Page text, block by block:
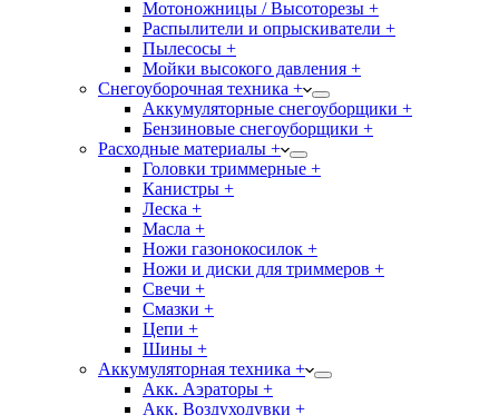
Мотоножницы / Высоторезы +
Распылители и опрыскиватели +
Пылесосы +
Мойки высокого давления +
Снегоуборочная техника +
Аккумуляторные снегоуборщики +
Бензиновые снегоуборщики +
Расходные материалы +
Головки триммерные +
Канистры +
Леска +
Масла +
Ножи газонокосилок +
Ножи и диски для триммеров +
Свечи +
Смазки +
Цепи +
Шины +
Аккумуляторная техника +
Акк. Аэраторы +
Акк. Воздуходувки +